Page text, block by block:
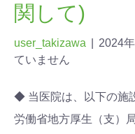
関して)
user_takizawa 2024
ていません
◆ 当医院は、以下の施
労働省地方厚生（支）